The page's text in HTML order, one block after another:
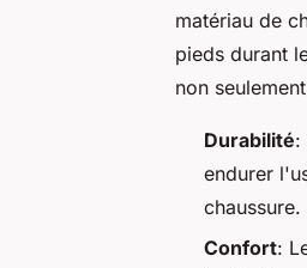
matériau de
pieds durant
non
Durabilité:
endurer
chaussure.
Confort: